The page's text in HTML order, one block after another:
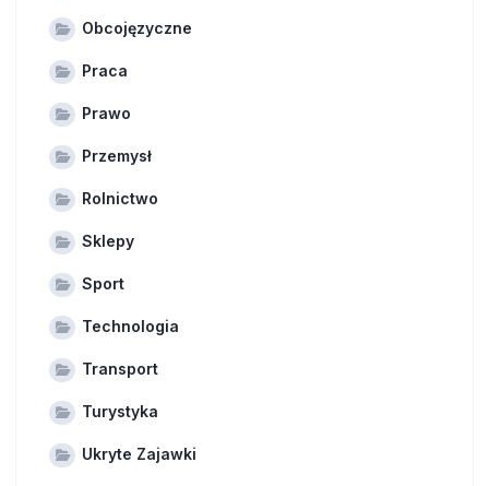
Obcojęzyczne
Praca
Prawo
Przemysł
Rolnictwo
Sklepy
Sport
Technologia
Transport
Turystyka
Ukryte Zajawki